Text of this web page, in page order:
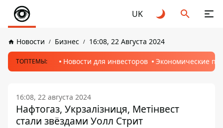
UK
Новости Бизнес 16:08, 22 Августа 2024
ТОПТЕМЫ: Новости для инвесторов Экономические
16:08, 22 августа 2024
Нафтогаз, Укрзалізниця, Метінвест
стали звёздами Уолл Стрит